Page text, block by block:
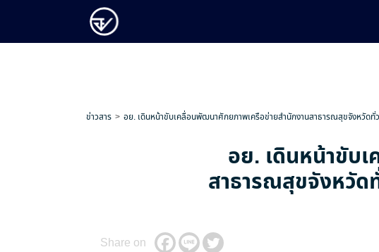
ข่าวสาร อย. เดินหน้าขับเคลื่อนพัฒนาศักยภาพเครือข่ายสำนักงานสาธารณสุขจังหวัดทั่
อย. เดินหน้าขับ
สาธารณสุขจังหวัด
Share on